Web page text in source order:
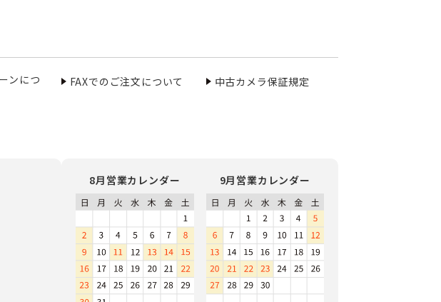
ンにつ
FAXでのご注文について 中古カメラ保証規定
8月営業カレンダー 9月営業カレンダー